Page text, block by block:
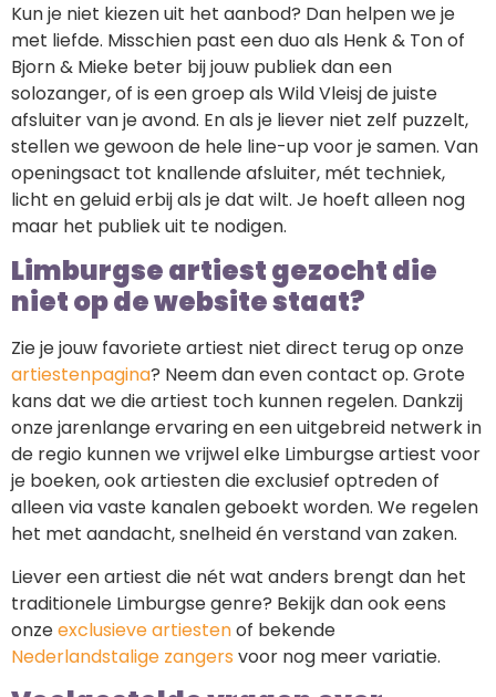
Kun je niet kiezen uit het aanbod? Dan helpen we je
met liefde. Misschien past een duo als Henk & Ton of
Bjorn & Mieke beter bij jouw publiek dan een
solozanger, of is een groep als Wild Vleisj de juiste
afsluiter van je avond. En als je liever niet zelf puzzelt,
stellen we gewoon de hele line-up voor je samen. Van
openingsact tot knallende afsluiter, mét techniek,
licht en geluid erbij als je dat wilt. Je hoeft alleen nog
maar het publiek uit te nodigen.
Limburgse artiest gezocht die
niet op de website staat?
Zie je jouw favoriete artiest niet direct terug op onze
artiestenpagina? Neem dan even contact op. Grote
kans dat we die artiest toch kunnen regelen. Dankzij
onze jarenlange ervaring en een uitgebreid netwerk in
de regio kunnen we vrijwel elke Limburgse artiest voor
je boeken, ook artiesten die exclusief optreden of
alleen via vaste kanalen geboekt worden. We regelen
het met aandacht, snelheid én verstand van zaken.
Liever een artiest die nét wat anders brengt dan het
traditionele Limburgse genre? Bekijk dan ook eens
onzeexclusieve artiestenof bekende
Nederlandstalige zangers voor nog meer variatie.